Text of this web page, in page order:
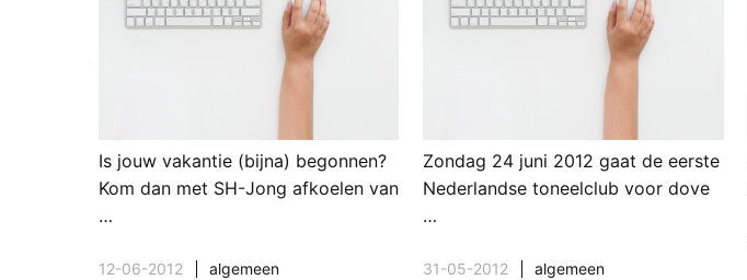
Is jouw vakantie (bijna) begonnen?
Kom dan met SH-Jong afkoelen van
…
12-06-2012 algemeen
Zondag 24 juni 2012 gaat de eerste
Nederlandse toneelclub voor dove
…
31-05-2012 algemeen